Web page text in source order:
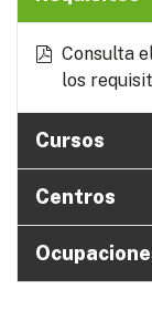
Consulta
los
Cursos
Centros